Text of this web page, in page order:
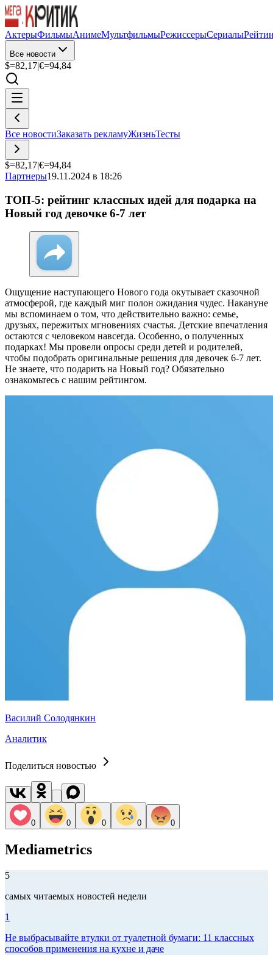
АктерыФильмыАнимеМультфильмыРежиссерыСериалы
Все новости
$=82,17|€=94,84
Все новостиЗаказать рекламуЖизньТесты
$=82,17|€=94,84
Партнеры19.11.2024 в 18:26
ТОП-5: рейтинг классных идей для подарка на
Новый год девочке 6-7 лет
Ощущение наступающего Нового года окутывает сказочной
атмосферой, где каждый миг полон ожидания чудес. Накануне
мы вспоминаем о том, что действительно важно: семье,
друзьях, пережитых мгновениях счастья. Детские впечатления
остаются с человеком навсегда. Особенно, о полученных
подарках! Мы провели опросы среди детей и родителей,
чтобы подобрать оригинальные решения для девочек 6-7 лет.
Не знаете, что подарить на Новый год? Обязательно
ознакомьтесь с нашим рейтингом.
Василий Солодянкин
Аналитик
Поделиться новостью
0 0 0 0 0
Mediametrics
5
самых читаемых новостей недели
1
Не выбрасывайте втулки от туалетной бумаги: 11 классных
способов применения на кухне и даче